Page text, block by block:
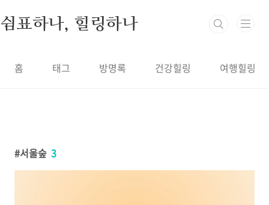
쉼표하나, 힐링하나
홈 태그 방명록 건강힐링 여행힐링
서울숲 3